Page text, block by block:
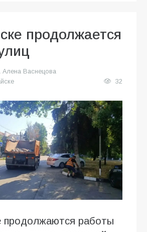
продолжается
Алена Васнецова
32
продолжаются работы